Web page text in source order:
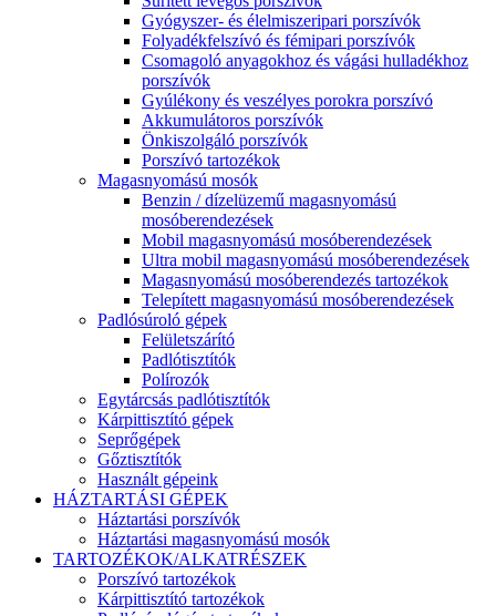
Gyógyszer- és élelmiszeripari porszívók
Folyadékfelszívó és fémipari porszívók
Csomagoló anyagokhoz és vágási hulladékhoz
porszívók
Gyúlékony és veszélyes porokra porszívó
Akkumulátoros porszívók
Önkiszolgáló porszívók
Porszívó tartozékok
Magasnyomású mosók
Benzin / dízelüzemű magasnyomású
mosóberendezések
Mobil magasnyomású mosóberendezések
Ultra mobil magasnyomású mosóberendezések
Magasnyomású mosóberendezés tartozékok
Telepített magasnyomású mosóberendezések
Padlósúroló gépek
Felületszárító
Padlótisztítók
Polírozók
Egytárcsás padlótisztítók
Kárpittisztító gépek
Seprőgépek
Gőztisztítók
Használt gépeink
HÁZTARTÁSI GÉPEK
Háztartási porszívók
Háztartási magasnyomású mosók
TARTOZÉKOK/ALKATRÉSZEK
Porszívó tartozékok
Kárpittisztító tartozékok